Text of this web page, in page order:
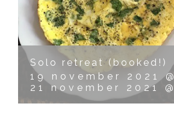
Solo retreat (booked!)
19 november 2021
21 november 2021